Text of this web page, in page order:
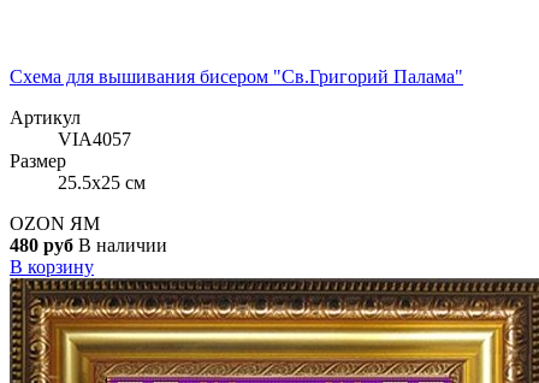
Схема для вышивания бисером "Св.Григорий Палама"
Артикул
VIA4057
Размер
25.5x25 см
OZON ЯМ
480 руб В наличии
В корзину